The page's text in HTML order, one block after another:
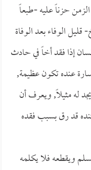
حزناً عليه -طبعاً
الوفاء بعد الوفاة
إذا فقد أخاً في حادث
عنده تكون عظيمة,
له مثيلاً, ويعرف أن
قد رق بسبب فقده
ويقطعه فلا يكلمه